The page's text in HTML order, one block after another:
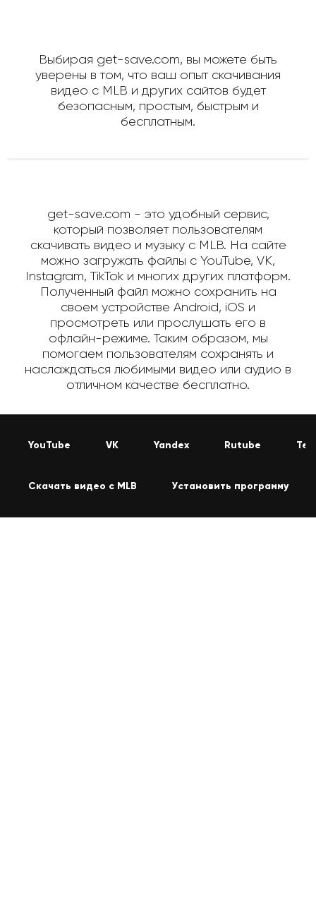
Выбирая get-save.com, вы можете быть
уверены в том, что ваш опыт скачивания
видео с MLB и других сайтов будет
безопасным, простым, быстрым и
бесплатным.
get-save.com - это удобный сервис,
который позволяет пользователям
скачивать видео и музыку с MLB. На сайте
можно загружать файлы с YouTube, VK,
Instagram, TikTok и многих других платформ.
Полученный файл можно сохранить на
своем устройстве Android, iOS и
просмотреть или прослушать его в
офлайн-режиме. Таким образом, мы
помогаем пользователям сохранять и
наслаждаться любимыми видео или аудио в
отличном качестве бесплатно.
YouTube VK Yandex Rutube
Скачать видео с MLB Установить программу